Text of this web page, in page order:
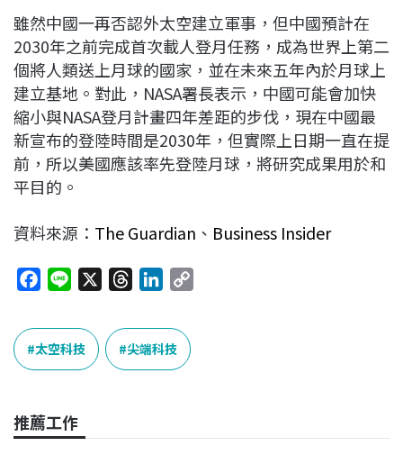
雖然中國一再否認外太空建立軍事，但中國預計在
2030年之前完成首次載人登月任務，成為世界上第二
個將人類送上月球的國家，並在未來五年內於月球上
建立基地。對此，NASA署長表示，中國可能會加快
縮小與NASA登月計畫四年差距的步伐，現在中國最
新宣布的登陸時間是2030年，但實際上日期一直在提
前，所以美國應該率先登陸月球，將研究成果用於和
平目的。
資料來源： The Guardian 、 Business Insider
c
e
b
o
k
n
e
r
e
a
n
k
e
n
k
太空科技 尖端科技
推薦工作